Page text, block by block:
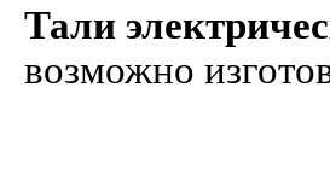
Тали
возможно